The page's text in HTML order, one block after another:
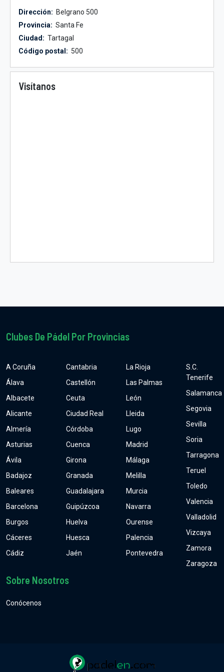
Dirección: Belgrano 500
Provincia: Santa Fe
Ciudad: Tartagal
Código postal: 500
Visítanos
Clubes De Pádel Por Provincias
A Coruña
Álava
Albacete
Alicante
Almería
Asturias
Ávila
Badajoz
Baleares
Barcelona
Burgos
Cáceres
Cádiz
Cantabria
Castellón
Ceuta
Ciudad Real
Córdoba
Cuenca
Girona
Granada
Guadalajara
Guipúzcoa
Huelva
Huesca
Jaén
La Rioja
Las Palmas
León
Lleida
Lugo
Madrid
Málaga
Melilla
Murcia
Navarra
Ourense
Palencia
Pontevedra
S.C.
Tenerife
Salamanca
Segovia
Sevilla
Soria
Tarragona
Teruel
Toledo
Valencia
Valladolid
Vizcaya
Zamora
Zaragoza
Sobre Nosotros
Conócenos